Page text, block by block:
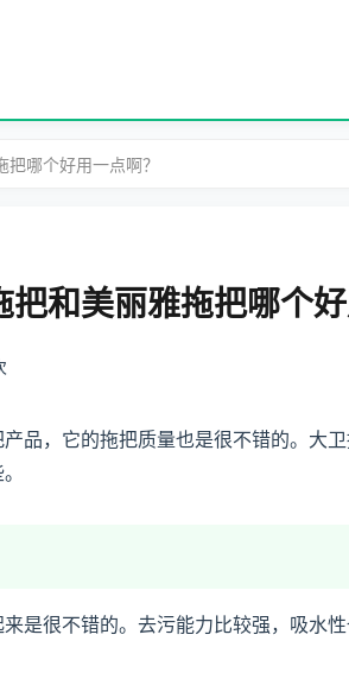
哪个好用一点啊？
和美丽雅拖把哪个
品，它的拖把质量也是很不错的。大
是很不错的。去污能力比较强，吸水